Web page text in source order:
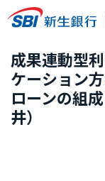
成果連動型
ケーション
ローンの組
井）